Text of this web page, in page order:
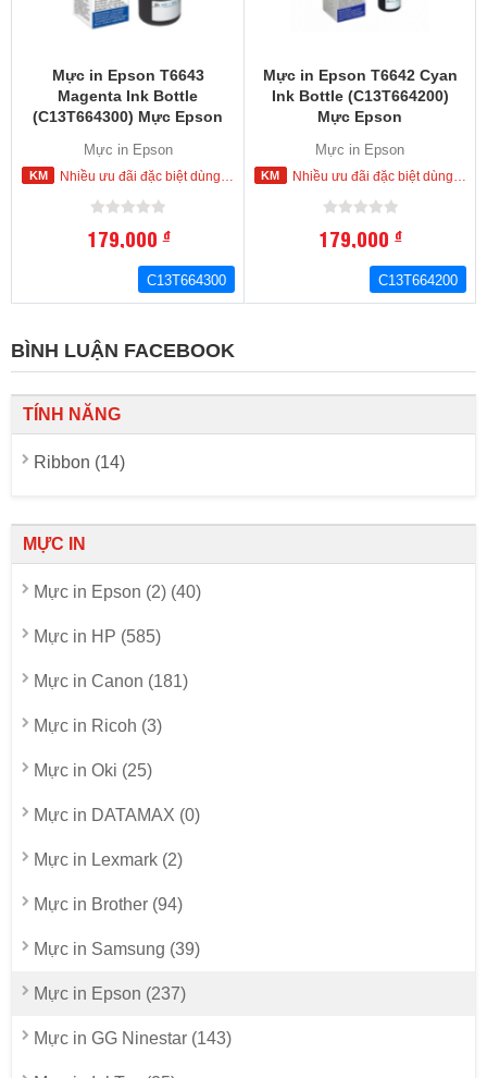
Mực in Epson T6643
Magenta Ink Bottle
(C13T664300) Mực Epson
L355,L360,L365.L445,L550.L555.L565,L655,L1300
Mực in Epson
Nhiều ưu đãi đặc biệt dùng cho khách hàng đặt mua ngay trong hôm nay
179,000đ
C13T664300
Mực in Epson T6642 Cyan
Ink Bottle (C13T664200)
Mực Epson
Mực in Epson
Nhiều ưu đãi đặc biệt dùng cho khách hàng đặt mua ngay trong hôm nay
179,000đ
C13T664200
BÌNH LUẬN FACEBOOK
TÍNH NĂNG
Ribbon (14)
MỰC IN
Mực in Epson (2) (40)
Mực in HP (585)
Mực in Canon (181)
Mực in Ricoh (3)
Mực in Oki (25)
Mực in DATAMAX (0)
Mực in Lexmark (2)
Mực in Brother (94)
Mực in Samsung (39)
Mực in Epson (237)
Mực in GG Ninestar (143)